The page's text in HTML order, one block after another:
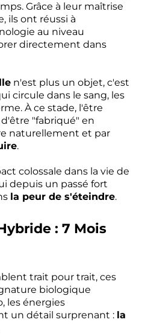
Grâce à leur maîtrise
ils ont réussi à
au niveau
directement dans
n'est plus un objet, c'est
circule dans le sang, les
À ce stade, l'être
"fabriqué" en
naturellement et par
.
colossale dans la vie de
depuis un passé fort
la peur de s'éteindre.
: 7 Mois
trait pour trait, ces
biologique
les énergies
un détail surprenant : la